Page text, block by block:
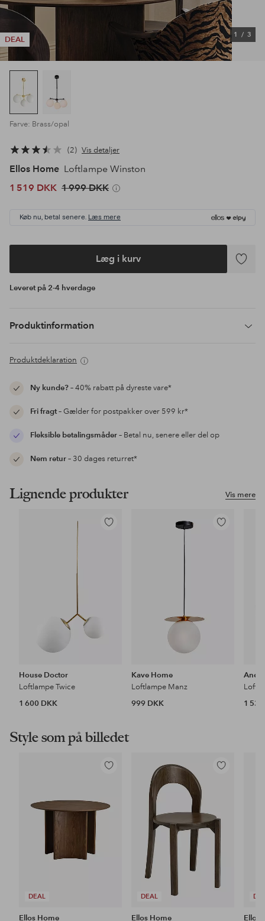
DEAL
1 / 3
Farve: Brass/opal
2 Vis detaljer
Ellos Home Loftlampe Winston
1 519 DKK 1 999 DKK
Køb nu, betal senere. Læs mere
Læg i kurv
Tilføj
Leveret på 2-4 hverdage
Produktinformation
Produktdeklaration
Ny kunde?– 40% rabatt på dyreste vare*
Fri fragt– Gælder for postpakker over 599 kr*
Fleksible betalingsmåder– Betal nu, senere eller del op
Nem retur– 30 dages returret*
Vis mere
Lignende produkter
Tilføj
House Doctor
Loftlampe Twice
1 600 DKK
Tilføj
Kave Home
Loftlampe Manz
999 DKK
1
Style som på billedet
DEAL
Tilføj
Ellos Home
DEAL
Tilføj
Ellos Home Ellos